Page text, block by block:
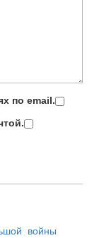
по email.
войны